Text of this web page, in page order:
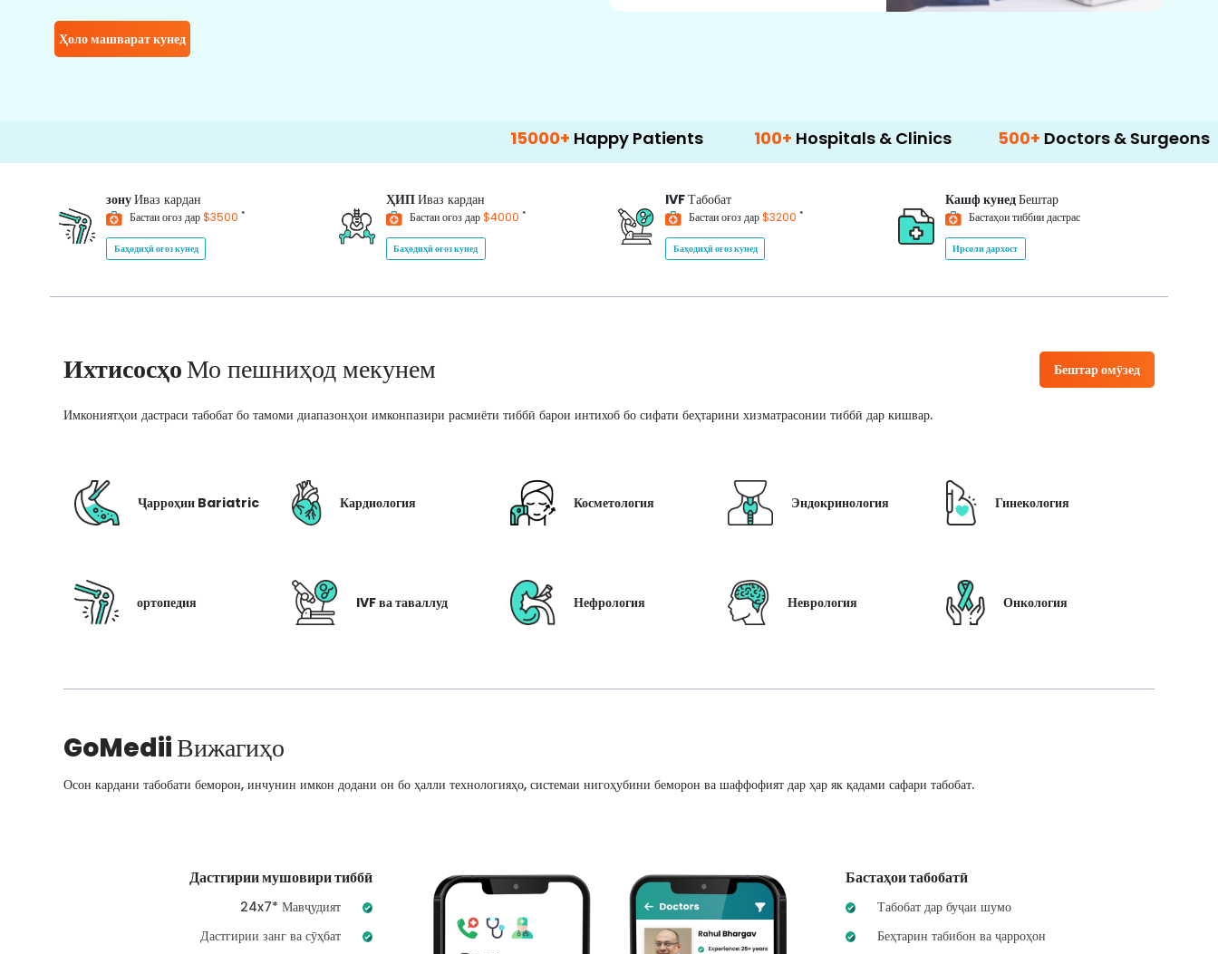
Ҳоло машварат кунед
Happy Patients 100+ Hospitals & Clinics 500+ Doctors & Surgeons 14+
зонуИваз кардан
Бастаи оғоз дар$3500 *
Баҳодиҳӣ оғоз кунед
ҲИПИваз кардан
Бастаи оғоз дар$4000 *
Баҳодиҳӣ оғоз кунед
IVFТабобат
Бастаи оғоз дар$3200 *
Баҳодиҳӣ оғоз кунед
Кашф кунедБештар
Бастаҳои тиббии дастрас
Ирсоли дархост
ИхтисосҳоМо пешниҳод мекунем Бештар омӯзед
Имкониятҳои дастраси табобат бо тамоми диапазонҳои имконпазири расмиёти тиббӣ барои интихоб бо сифати беҳтарини хизматрасонии тиббӣ дар кишвар.
Ҷарроҳии Bariatric Кардиология Косметология Эндокринология Гинекология
ортопедия IVF ва таваллуд Нефрология Неврология Онкология
GoMediiВижагиҳо
Осон кардани табобати беморон, инчунин имкон додани он бо ҳалли технологияҳо, системаи нигоҳубини беморон ва шаффофият дар ҳар як қадами сафари табобат.
Дастгирии мушовири тиббӣ
24x7* Мавҷудият
Дастгирии занг ва сӯҳбат
Бастаҳои табобатӣ
Табобат дар буҷаи шумо
Беҳтарин табибон ва ҷарроҳон